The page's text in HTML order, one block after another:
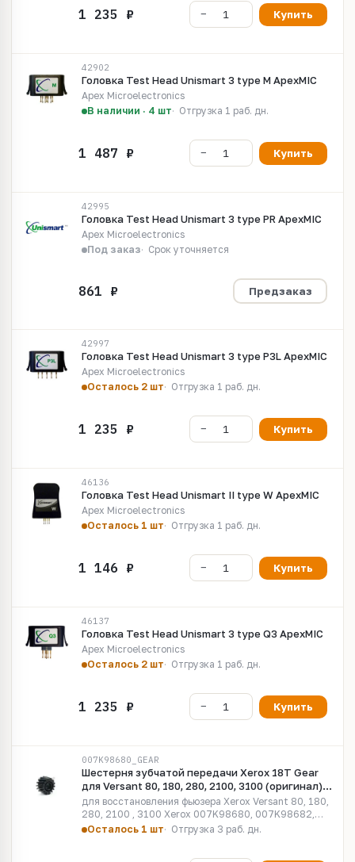
Купить
42902
Головка Test Head Unismart 3 type M ApexMIC
Apex Microelectronics
В наличии · 4 шт
Отгрузка 1 раб. дн.
Купить
42995
Головка Test Head Unismart 3 type PR ApexMIC
Apex Microelectronics
Под заказ
Срок уточняется
Предзаказ
42997
Головка Test Head Unismart 3 type P3L ApexMIC
Apex Microelectronics
Осталось 2 шт
Отгрузка 1 раб. дн.
Купить
46136
Головка Test Head Unismart II type W ApexMIC
Apex Microelectronics
Осталось 1 шт
Отгрузка 1 раб. дн.
Купить
46137
Головка Test Head Unismart 3 type Q3 ApexMIC
Apex Microelectronics
Осталось 2 шт
Отгрузка 1 раб. дн.
Купить
007K98680_GEAR
Шестерня зубчатой передачи Xerox 18T Gear
для Versant 80, 180, 280, 2100, 3100 (оригинал)
007K98680
для восстановления фьюзера Xerox Versant 80, 180,
280, 2100 , 3100 Xerox 007K98680, 007K98682,
641S01162
Осталось 1 шт Отгрузка 3 раб. дн.